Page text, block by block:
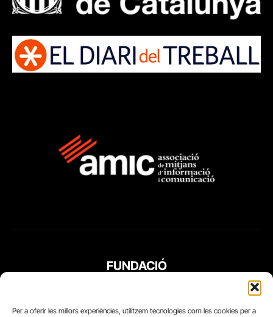
Per a oferir les millors experiències, utilitzem tecnologies com les cookies per a
FUNDACIÓ